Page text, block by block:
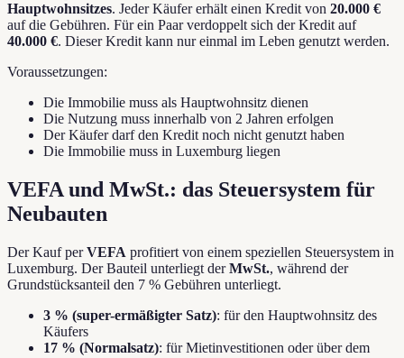
Hauptwohnsitzes. Jeder Käufer erhält einen Kredit von 20.000 €
auf die Gebühren. Für ein Paar verdoppelt sich der Kredit auf
40.000 €. Dieser Kredit kann nur einmal im Leben genutzt werden.
Voraussetzungen:
Die Immobilie muss als Hauptwohnsitz dienen
Die Nutzung muss innerhalb von 2 Jahren erfolgen
Der Käufer darf den Kredit noch nicht genutzt haben
Die Immobilie muss in Luxemburg liegen
VEFA und MwSt.: das Steuersystem für
Neubauten
Der Kauf perVEFA profitiert von einem speziellen Steuersystem in
Luxemburg. Der Bauteil unterliegt derMwSt., während der
Grundstücksanteil den 7 % Gebühren unterliegt.
3 % (super-ermäßigter Satz): für den Hauptwohnsitz des
Käufers
17 % (Normalsatz): für Mietinvestitionen oder über dem